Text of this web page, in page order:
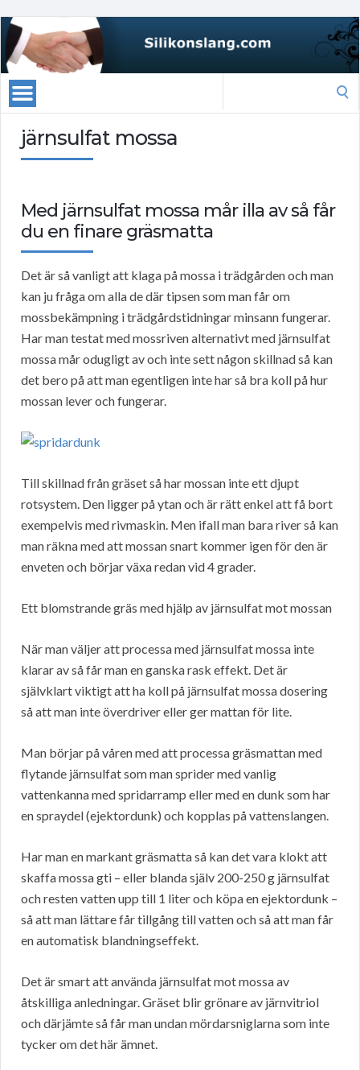
järnsulfat mossa
Med järnsulfat mossa mår illa av så får
du en finare gräsmatta
Det är så vanligt att klaga på mossa i trädgården och man
kan ju fråga om alla de där tipsen som man får om
mossbekämpning i trädgårdstidningar minsann fungerar.
Har man testat med mossriven alternativt med järnsulfat
mossa mår odugligt av och inte sett någon skillnad så kan
det bero på att man egentligen inte har så bra koll på hur
mossan lever och fungerar.
Till skillnad från gräset så har mossan inte ett djupt
rotsystem. Den ligger på ytan och är rätt enkel att få bort
exempelvis med rivmaskin. Men ifall man bara river så kan
man räkna med att mossan snart kommer igen för den är
enveten och börjar växa redan vid 4 grader.
Ett blomstrande gräs med hjälp av järnsulfat mot mossan
När man väljer att processa med järnsulfat mossa inte
klarar av så får man en ganska rask effekt. Det är
självklart viktigt att ha koll på järnsulfat mossa dosering
så att man inte överdriver eller ger mattan för lite.
Man börjar på våren med att processa gräsmattan med
flytande järnsulfat som man sprider med vanlig
vattenkanna med spridarramp eller med en dunk som har
en spraydel (ejektordunk) och kopplas på vattenslangen.
Har man en markant gräsmatta så kan det vara klokt att
skaffa mossa gti – eller blanda själv 200-250 g järnsulfat
och resten vatten upp till 1 liter och köpa en ejektordunk –
så att man lättare får tillgång till vatten och så att man får
en automatisk blandningseffekt.
Det är smart att använda järnsulfat mot mossa av
åtskilliga anledningar. Gräset blir grönare av järnvitriol
och därjämte så får man undan mördarsniglarna som inte
tycker om det här ämnet.